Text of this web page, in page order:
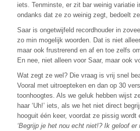
iets. Tenminste, er zit bar weinig variatie
ondanks dat ze zo weinig zegt, bedoelt
Saar is ongetwijfeld recordhouder in
zo min mogelijk woorden. Dat is niet
maar ook frustrerend en af en toe zelfs
En nee, niet alleen voor Saar, maar ook
Wat zegt ze wel? Die vraag is vrij snel
Vooral met uitroepteken en dan op 30
toonhoogtes. Als we geluk hebben wijst
haar ‘Uh!’ iets, als we het niet direct
hooguit één keer, voordat ze pissig wordt
‘Begrijp je het nou echt niet!? Ik geloof er